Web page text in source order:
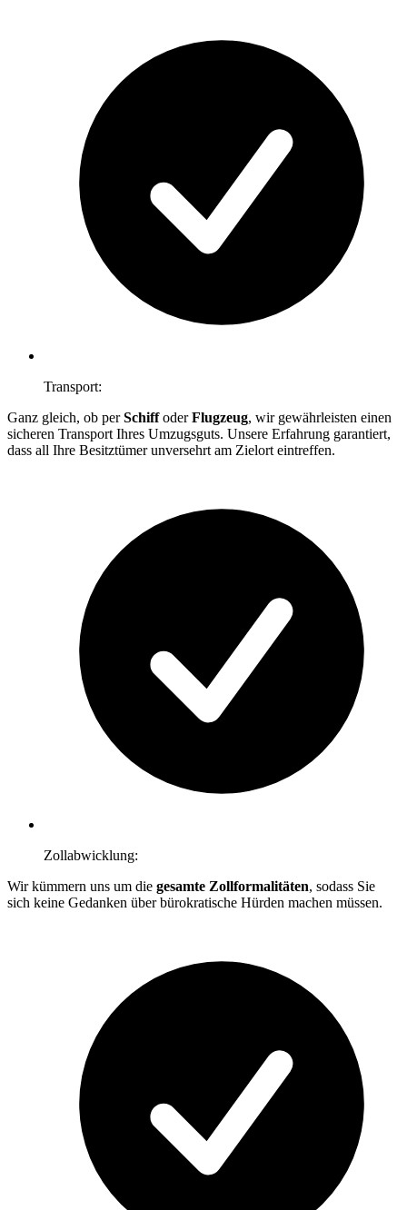
Transport:
Ganz gleich, ob perSchiffoderFlugzeug, wir gewährleisten einen
sicheren Transport Ihres Umzugsguts. Unsere Erfahrung garantiert,
dass all Ihre Besitztümer unversehrt am Zielort eintreffen.
Zollabwicklung:
Wir kümmern uns um die gesamte Zollformalitäten, sodass Sie
sich keine Gedanken über bürokratische Hürden machen müssen.